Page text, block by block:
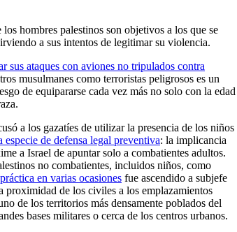
hombres palestinos son objetivos a los que se
a sus intentos de legitimar su violencia.
sus ataques con aviones no tripulados contra
musulmanes como terroristas peligrosos es un
de equipararse cada vez más no solo con la edad
a los gazatíes de utilizar la presencia de los niños
especie de defensa legal preventiva: la implicancia
a Israel de apuntar solo a combatientes adultos.
no combatientes, incluidos niños, como
en varias ocasiones fue ascendido a subjefe
proximidad de los civiles a los emplazamientos
de los territorios más densamente poblados del
bases militares o cerca de los centros urbanos.